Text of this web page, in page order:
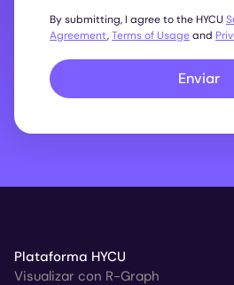
By submitting, I agree to the HYCU
Agreement,Terms of Usageand
Enviar
Plataforma HYCU
Visualizar con R-Graph